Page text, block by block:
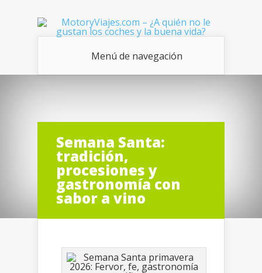
Menú de navegación
Semana Santa:
tradición,
procesiones y
gastronomía con
sabor a vino